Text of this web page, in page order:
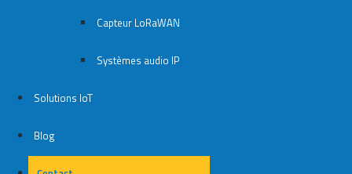
Capteur LoRaWAN
Systèmes audio IP
Solutions IoT
Blog